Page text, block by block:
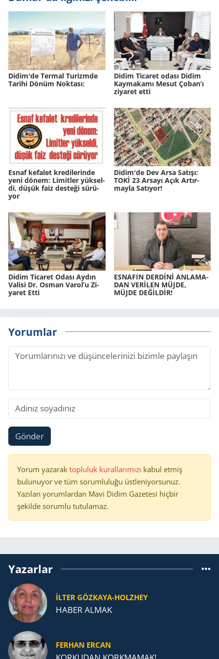
Didim'de Ter­mal Tu­rizm­de
Ta­ri­hi Dönüm Nok­ta­sı:
Didim Ticaret odası Didim
Kaymakamı Mesut Çoban’ı
ziyaret etti
Esnaf ke­fa­let kre­di­le­rin­de
yeni dönem: Li­mit­ler yük­sel­
di, düşük faiz des­te­ği sü­rü­
yor
Didim'de Dev Arsa Sa­tı­şı:
TOKİ 23 Ar­sa­yı Açık Ar­tır­
may­la Sa­tı­yor!
Didim Ti­ca­ret Odası Aydın
Va­li­si Dr. Osman Varol’u Zi­
ya­ret Etti
ES­NA­FIN DERDİNİ AN­LA­MA­
DAN VERİLEN MÜJDE,
MÜJDE DEĞİLDİR!
Yorumlar
Gönder
Yorum yazarak topluluk kurallarımızı kabul etmiş
bulunuyor ve tüm sorumluluğu üstleniyorsunuz.
Yazılan yorumlardan Mavi Didim Gazetesi hiçbir
şekilde sorumlu tutulamaz.
Yazarlar
İLTER GÖZKAYA-HOLZHEY
HABER ALMAK
FERHAN ERCAN